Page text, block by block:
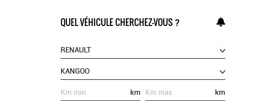
QUEL VÉHICULE CHERCHEZ-VOUS ?
RENAULT
KANGOO
km km